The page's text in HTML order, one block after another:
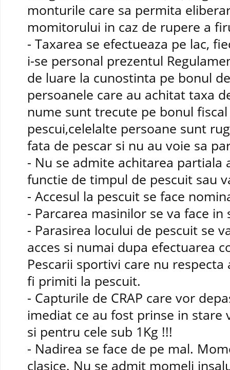
monturile care sa permita
momitorului in caz de rupere a
- Taxarea se efectueaza pe lac,
i-se personal prezentul
de luare la cunostinta pe bonul
persoanele care au achitat taxa
nume sunt trecute pe bonul
pescui,celelalte persoane sunt
fata de pescar si nu au voie sa
- Nu se admite achitarea partiala
functie de timpul de pescuit sau
- Accesul la pescuit se face
- Parcarea masinilor se va face
- Parasirea locului de pescuit se
acces si numai dupa efectuarea
Pescarii sportivi care nu
fi primiti la pescuit.
- Capturile de CRAP care vor
imediat ce au fost prinse in stare
si pentru cele sub 1Kg !!!
- Nadirea se face de pe mal.
clasice. Nu se admit momeli